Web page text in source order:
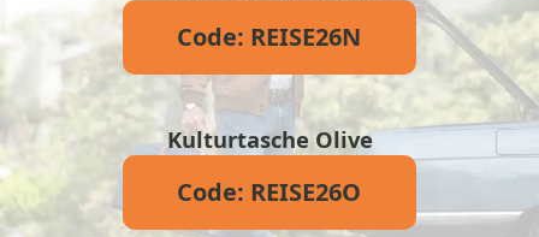
Code: REISE26N
Kulturtasche Olive
Code: REISE26O